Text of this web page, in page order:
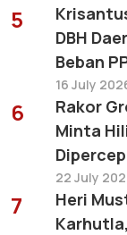
5
DBH
Beban
16 July
6
Rakor
Minta
22 July
7
Heri